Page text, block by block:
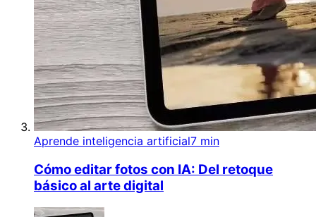
Aprende inteligencia artificial7 min
Cómo editar fotos con IA: Del retoque
básico al arte digital